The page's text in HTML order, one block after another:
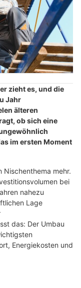
zieht es, und die
Jahr
älteren
ob sich eine
im ersten Moment
Nischenthema mehr.
bei
nahezu
Lage
das: Der Umbau
Energiekosten und